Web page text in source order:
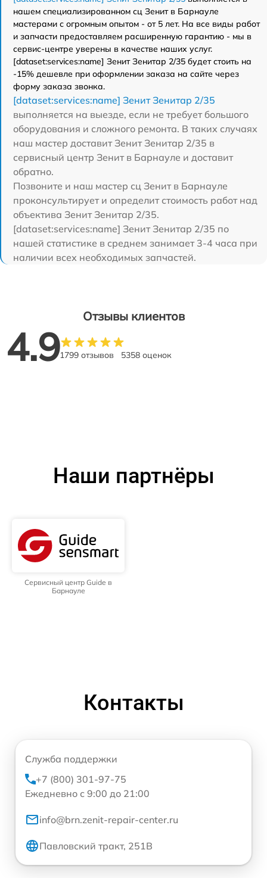
нашем специализированном сц Зенит в Барнауле
мастерами с огромным опытом - от 5 лет. На все виды работ
и запчасти предоставляем расширенную гарантию - мы в
сервис-центре уверены в качестве наших услуг.
[dataset:services:name] Зенит Зенитар 2/35 будет стоить на
-15% дешевле при оформлении заказа на сайте через
форму заказа звонка.
[dataset:services:name] Зенит Зенитар 2/35
выполняется на выезде, если не требует большого
оборудования и сложного ремонта. В таких случаях
наш мастер доставит Зенит Зенитар 2/35 в
сервисный центр Зенит в Барнауле и доставит
обратно.
Позвоните и наш мастер сц Зенит в Барнауле
проконсультирует и определит стоимость работ над
объектива Зенит Зенитар 2/35.
[dataset:services:name] Зенит Зенитар 2/35 по
нашей статистике в среднем занимает 3-4 часа при
наличии всех необходимых запчастей.
Отзывы клиентов
4.91799 отзывов 5358 оценок
Наши партнёры
Сервисный центр Guide в
Барнауле
Контакты
Служба поддержки
+7 (800) 301-97-75
Ежедневно с 9:00 до 21:00
info@brn.zenit-repair-center.ru
Павловский тракт, 251В